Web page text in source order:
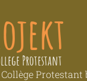
Protestant
Protestant